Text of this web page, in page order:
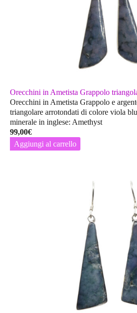
Orecchini in Ametista Grappolo
Orecchini in Ametista Grappolo e
triangolare arrotondati di colore viola
minerale in inglese: Amethyst
99,00€
Aggiungi al carrello